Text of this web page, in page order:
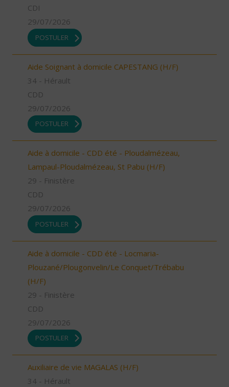
CDI
29/07/2026
POSTULER
Aide Soignant à domicile CAPESTANG (H/F)
34 - Hérault
CDD
29/07/2026
POSTULER
Aide à domicile - CDD été - Ploudalmézeau,
Lampaul-Ploudalmézeau, St Pabu (H/F)
29 - Finistère
CDD
29/07/2026
POSTULER
Aide à domicile - CDD été - Locmaria-
Plouzané/Plougonvelin/Le Conquet/Trébabu
(H/F)
29 - Finistère
CDD
29/07/2026
POSTULER
Auxiliaire de vie MAGALAS (H/F)
34 - Hérault